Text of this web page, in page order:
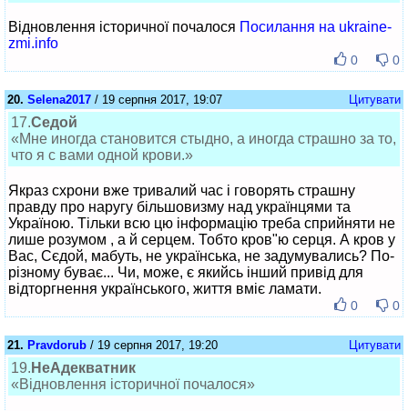
Відновлення історичної почалося Посилання на ukraine-
zmi.info
0 0
20. Selena2017 / 19 серпня 2017, 19:07 Цитувати
17.Седой
«Мне иногда становится стыдно, а иногда страшно за то,
что я с вами одной крови.»
Якраз схрони вже тривалий час і говорять страшну
правду про наругу більшовизму над українцями та
Україною. Тільки всю цю інформацію треба сприйняти не
лише розумом , а й серцем. Тобто кров"ю серця. А кров у
Вас, Сєдой, мабуть, не українська, не задумувались? По-
різному буває... Чи, може, є якийсь інший привід для
відторгнення українського, життя вміє ламати.
0 0
21. Pravdorub / 19 серпня 2017, 19:20 Цитувати
19. НеАдекватник
«Відновлення історичної почалося»